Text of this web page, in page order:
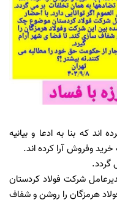
که بنا به ادعا و بیانیه
وفروش آرا کرده اند.
گردد.
شرکت فولاد کردستان
هرمزگان را روشن و شفاف